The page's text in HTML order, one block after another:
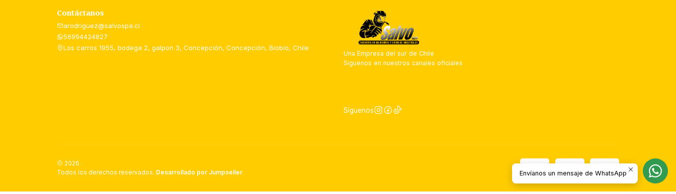
Contáctanos
arodriguez@salvospa.cl
56994424827
Los carros 1955, bodega 2, galpon 3, Concepción, Concepción, Biobío, Chile
Una Empresa del sur de Chile
Síguenos en nuestros canales oficiales
Síguenos
2026 .
Todos los derechos reservados. Desarrollado por Jumpseller. Envíanos un mensaje de WhatsApp